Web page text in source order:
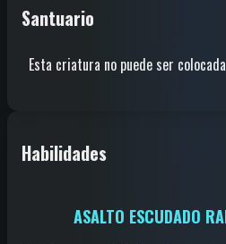
Santuario
Esta criatura no puede ser
Habilidades
ASALTO ESCUDADO